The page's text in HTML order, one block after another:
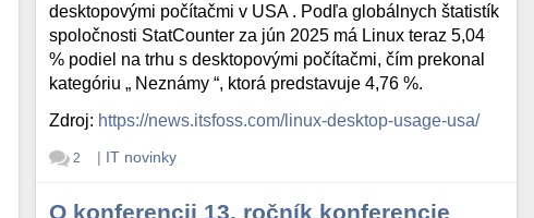
desktopovými počítačmi v USA . Podľa globálnych štatistík
spoločnosti StatCounter za jún 2025 má Linux teraz 5,04
% podiel na trhu s desktopovými počítačmi, čím prekonal
kategóriu „ Neznámy “, ktorá predstavuje 4,76 %.
Zdroj: https://news.itsfoss.com/linux-desktop-usage-usa/
2 | IT novinky
O konferencii 13. ročník konferencie